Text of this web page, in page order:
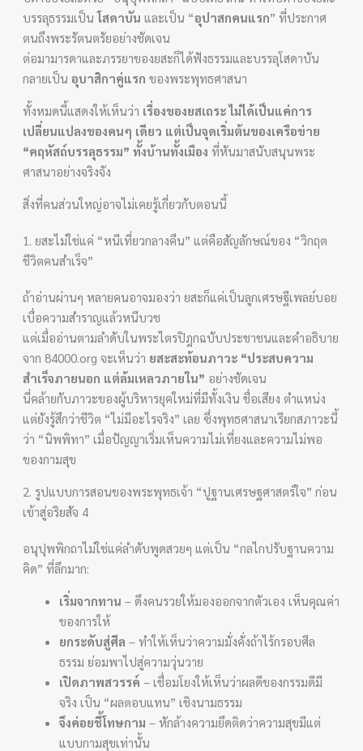
บรรลุธรรมเป็นโสดาบัน และเป็น “อุปาสกคนแรก” ที่ประกาศ
ตนถึงพระรัตนตรัยอย่างชัดเจน
ต่อมามารดาและภรรยาของยสะก็ได้ฟังธรรมและบรรลุโสดาบัน
กลายเป็นอุบาสิกาคู่แรก ของพระพุทธศาสนา
ทั้งหมดนี้แสดงให้เห็นว่า เรื่องของยสเถระ ไม่ได้เป็นแค่การ
เปลี่ยนแปลงของคนๆ เดียว แต่เป็นจุดเริ่มต้นของเครือข่าย
“คฤหัสถ์บรรลุธรรม” ทั้งบ้านทั้งเมือง ที่หันมาสนับสนุนพระ
ศาสนาอย่างจริงจัง
สิ่งที่คนส่วนใหญ่อาจไม่เคยรู้เกี่ยวกับตอนนี้
1. ยสะไม่ใช่แค่ “หนีเที่ยวกลางคืน” แต่คือสัญลักษณ์ของ “วิกฤต
ชีวิตคนสำเร็จ”
ถ้าอ่านผ่านๆ หลายคนอาจมองว่า ยสะก็แค่เป็นลูกเศรษฐีเพลย์บอย
เบื่อความสำราญแล้วหนีบวช
แต่เมื่ออ่านตามลำดับในพระไตรปิฎกฉบับประชาชนและคำอธิบาย
จาก 84000.org จะเห็นว่า ยสะสะท้อนภาวะ “ประสบความ
สำเร็จภายนอก แต่ล้มเหลวภายใน” อย่างชัดเจน
นี่คล้ายกับภาวะของผู้บริหารยุคใหม่ที่มีทั้งเงิน ชื่อเสียง ตำแหน่ง
แต่ยังรู้สึกว่าชีวิต “ไม่มีอะไรจริง” เลย ซึ่งพุทธศาสนาเรียกสภาวะนี้
ว่า “นิพพิทา” เมื่อปัญญาเริ่มเห็นความไม่เที่ยงและความไม่พอ
ของกามสุข
2. รูปแบบการสอนของพระพุทธเจ้า “ปูฐานเศรษฐศาสตร์ใจ” ก่อน
เข้าสู่อริยสัจ 4
อนุปุพพิกถาไม่ใช่แค่ลำดับพูดสวยๆ แต่เป็น “กลไกปรับฐานความ
คิด” ที่ลึกมาก:
เริ่มจากทาน – ดึงคนรวยให้มองออกจากตัวเอง เห็นคุณค่า
ของการให้
ยกระดับสู่ศีล – ทำให้เห็นว่าความมั่งคั่งถ้าไร้กรอบศีล
ธรรม ย่อมพาไปสู่ความวุ่นวาย
เปิดภาพสวรรค์ – เชื่อมโยงให้เห็นว่าผลดีของกรรมดีมี
จริง เป็น “ผลตอบแทน” เชิงนามธรรม
จึงค่อยชี้โทษกาม – หักล้างความยึดติดว่าความสุขมีแต่
แบบกามสุขเท่านั้น